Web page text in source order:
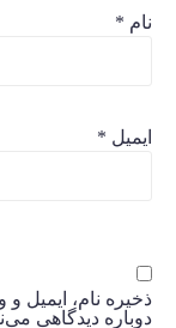
نام *
ایمیل *
ذخیره نام، ایمیل
دوباره دیدگاهی